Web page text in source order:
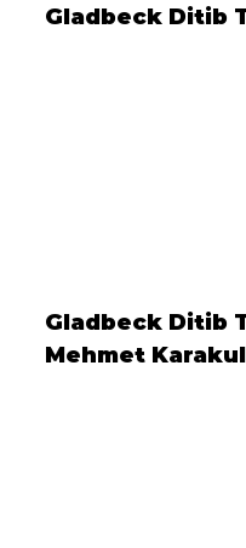
Gladbeck Ditib
Gladbeck Ditib
Mehmet